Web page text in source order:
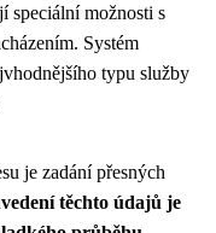
speciální možnosti s
Systém
typu služby
je zadání přesných
těchto údajů je